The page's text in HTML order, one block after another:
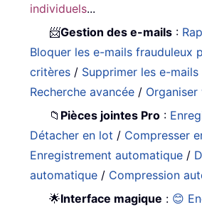
individuels...
📨Gestion des e-mails :
Bloquer les e-mails frauduleux
critères / Supprimer les e-
Recherche avancée /
📁 Pièces jointes Pro :
Détacher en lot / Compresser
Enregistrement automatique /
automatique / Compression
🌟Interface magique : 😊